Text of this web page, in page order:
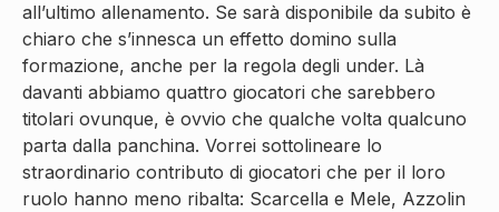
all’ultimo allenamento. Se sarà disponibile da subito è
chiaro che s’innesca un effetto domino sulla
formazione, anche per la regola degli under. Là
davanti abbiamo quattro giocatori che sarebbero
titolari ovunque, è ovvio che qualche volta qualcuno
parta dalla panchina. Vorrei sottolineare lo
straordinario contributo di giocatori che per il loro
ruolo hanno meno ribalta: Scarcella e Mele, Azzolin